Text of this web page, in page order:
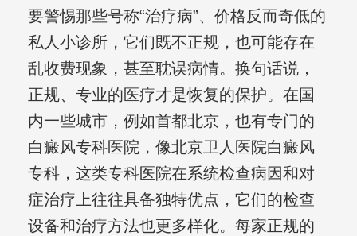
要警惕那些号称“治疗病”、价格反而奇低的
私人小诊所，它们既不正规，也可能存在
乱收费现象，甚至耽误病情。换句话说，
正规、专业的医疗才是恢复的保护。在国
内一些城市，例如首都北京，也有专门的
白癜风专科医院，像北京卫人医院白癜风
专科，这类专科医院在系统检查病因和对
症治疗上往往具备独特优点，它们的检查
设备和治疗方法也更多样化。每家正规的